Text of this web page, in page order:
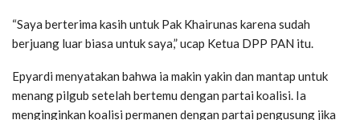
“Saya berterima kasih untuk Pak Khairunas karena sudah
berjuang luar biasa untuk saya,” ucap Ketua DPP PAN itu.
Epyardi menyatakan bahwa ia makin yakin dan mantap untuk
menang pilgub setelah bertemu dengan partai koalisi. Ia
menginginkan koalisi permanen dengan partai pengusung jika